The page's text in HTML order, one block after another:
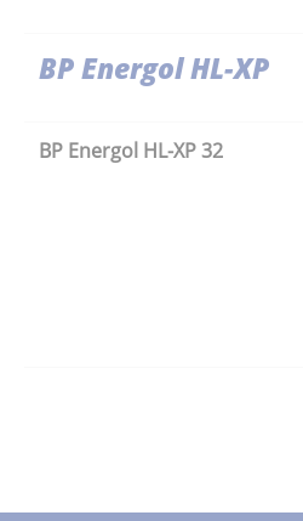
BP Energol HL-XP
BP Energol HL-XP 32